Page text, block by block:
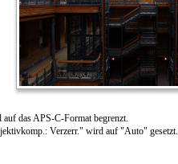
das APS-C-Format begrenzt.
Verzerr." wird auf "Auto" gesetzt.